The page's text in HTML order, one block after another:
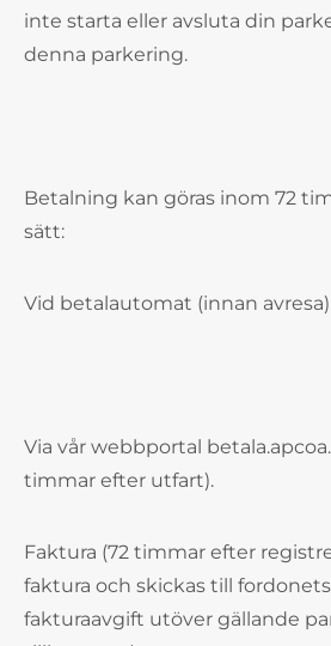
inte starta eller avsluta din
denna parkering.
Betalning kan göras inom 72
sätt:
Vid betalautomat (innan
Via vår webbportal
timmar efter utfart).
Faktura (72 timmar efter
faktura och skickas till
fakturaavgift utöver gällande